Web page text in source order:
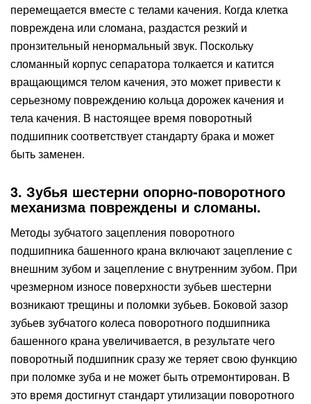
перемещается вместе с телами качения. Когда клетка
повреждена или сломана, раздастся резкий и
пронзительный ненормальный звук. Поскольку
сломанный корпус сепаратора толкается и катится
вращающимся телом качения, это может привести к
серьезному повреждению кольца дорожек качения и
тела качения. В настоящее время поворотный
подшипник соответствует стандарту брака и может
быть заменен.
3. Зубья шестерни опорно-поворотного
механизма повреждены и сломаны.
Методы зубчатого зацепления поворотного
подшипника башенного крана включают зацепление с
внешним зубом и зацепление с внутренним зубом. При
чрезмерном износе поверхности зубьев шестерни
возникают трещины и поломки зубьев. Боковой зазор
зубьев зубчатого колеса поворотного подшипника
башенного крана увеличивается, в результате чего
поворотный подшипник сразу же теряет свою функцию
при поломке зуба и не может быть отремонтирован. В
это время достигнут стандарт утилизации поворотного